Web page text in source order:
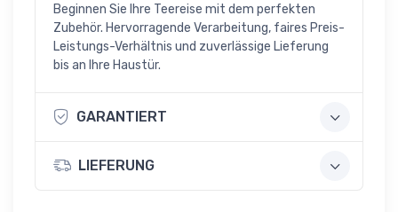
Beginnen Sie Ihre Teereise mit dem perfekten
Zubehör. Hervorragende Verarbeitung, faires Preis-
Leistungs-Verhältnis und zuverlässige Lieferung
bis an Ihre Haustür.
GARANTIERT
LIEFERUNG